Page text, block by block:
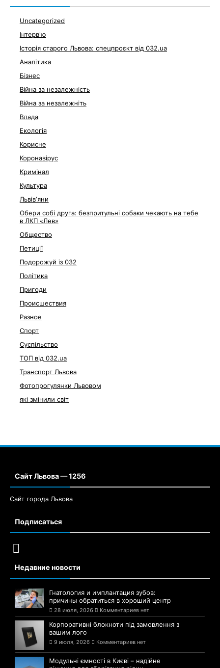
Uncategorized
Інтерв'ю
Історія старого Львова: спецпроєкт від 032.ua
Аналітика
Бізнес
Війна за незалежність
Війна за незалежніть
Влада
Екологія
Корисне
Коронавірус
Кримінал
Культура
Львівʼяни
Обери собі друга: безпритульні собаки чекають на тебе
в ЛКП «Лев»
Общество
Петиції
Подорожуй із 032
Політика
Пригоди
Происшествия
Разное
Спорт
Суспільство
ТОП від 032.ua
Транспорт Львова
Фотопрогулянки Львовом
які змінили світ
Сайт Львова — 1256
Сайт города Львова
Подписаться
Недавние новости
Гнатология и имплантация зубов:
причины обратиться в хороший центр
28 июля, 2026 Комментариев нет
Корпоративні блокноти під замовлення з
вашим лого
9 июля, 2026 Комментариев нет
Модульні ємності в Києві – надійне